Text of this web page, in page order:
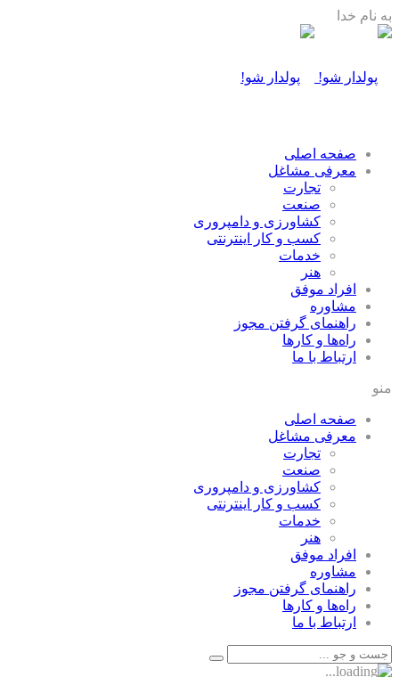
به نام خدا
صفحه اصلی
معرفی مشاغل
تجارت
صنعت
كشاورزی و دامپروری
كسب و كار اينترنتی
خدمات
هنر
افراد موفق
مشاوره
راهنمای گرفتن مجوز
راه‌ها و كارها
ارتباط با ما
منو
صفحه اصلی
معرفی مشاغل
تجارت
صنعت
كشاورزی و دامپروری
كسب و كار اينترنتی
خدمات
هنر
افراد موفق
مشاوره
راهنمای گرفتن مجوز
راه‌ها و كارها
ارتباط با ما